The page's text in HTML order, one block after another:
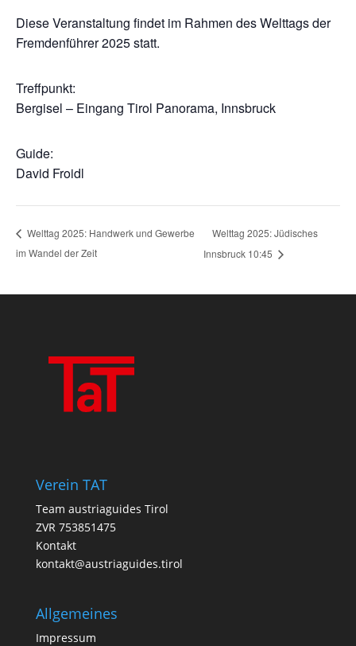
Diese Veranstaltung findet im Rahmen des Welttags der
Fremdenführer 2025 statt.
Treffpunkt:
Bergisel – Eingang Tirol Panorama, Innsbruck
Guide:
David Froidl
Welttag 2025: Handwerk und Gewerbe
im Wandel der Zeit
Welttag 2025: Jüdisches
Innsbruck 10:45
Verein TAT
Team austriaguides Tirol
ZVR 753851475
Kontakt
kontakt@austriaguides.tirol
Allgemeines
Impressum